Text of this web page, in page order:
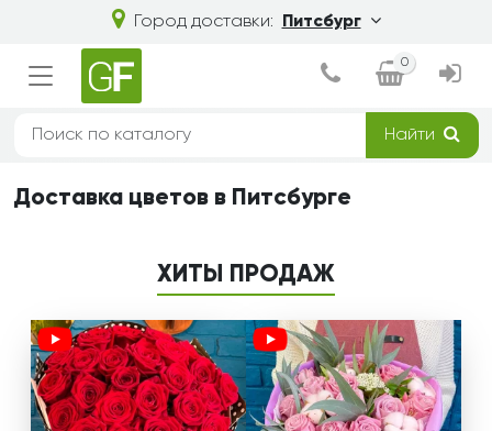
Город доставки: Питсбург
0
Найти
Доставка цветов в Питсбурге
ХИТЫ ПРОДАЖ